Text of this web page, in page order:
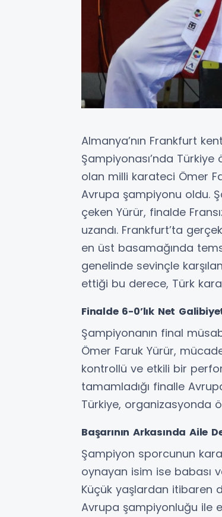
Almanya’nın Frankfurt
Şampiyonası’nda
olan milli karateci Ömer
Avrupa şampiyonu oldu.
çeken Yürür, finalde
uzandı. Frankfurt’ta
en üst basamağında
genelinde sevinçle
ettiği bu derece, Türk
Finalde 6-0’lık Net
Şampiyonanın final
Ömer Faruk Yürür,
kontrollü ve etkili bir
tamamladığı finalle
Türkiye, organizasyonda
Başarının Arkasında Aile
Şampiyon sporcunun
oynayan isim ise babası
Küçük yaşlardan itibaren
Avrupa şampiyonluğu ile